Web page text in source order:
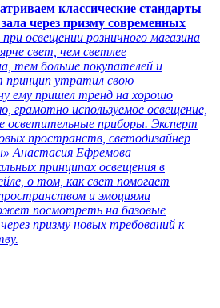
классические стандарты
через призму современных
освещении розничного магазина
свет, чем светлее
тем больше покупателей и
утратил свою
ему пришел тренд на хорошо
грамотно используемое освещение,
осветительные приборы. Эксперт
пространств, светодизайнер
Анастасия Ефремова
принципах освещения в
о том, как свет помогает
и эмоциями
посмотреть на базовые
призму новых требований к